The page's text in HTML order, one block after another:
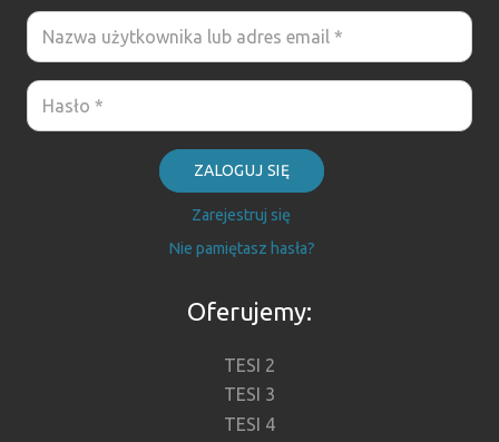
ZALOGUJ SIĘ
Zarejestruj się
Nie pamiętasz hasła?
Oferujemy:
TESI 2
TESI 3
TESI 4